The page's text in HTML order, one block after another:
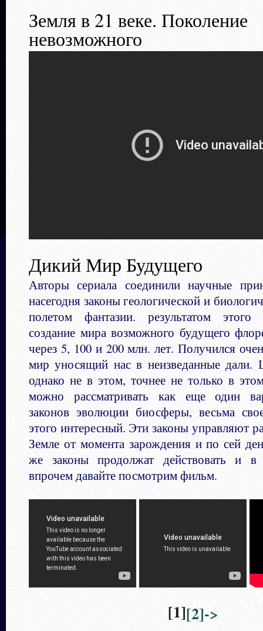
Земля в 21 веке. Поколение
невозможного
Дикий Мир Будущего
Авторы сериала соединили научные
насегодня законы геологической и
полетом фантазии. результатом этого
создание мира возможного будущего
через 5, 100 и 200 млн. лет. Получился
мир уносящий нас в неизведанные дали.
однако не в этом, точнее не только в
можно рассматривать как еще один
законов эволюции биосферы, весьма
этого интересный. Эти законы управляют
Земле от момента зарождения и по сей
же законы продолжат действовать и
впрочем давайте посмотрим фильм.
[1][2]->